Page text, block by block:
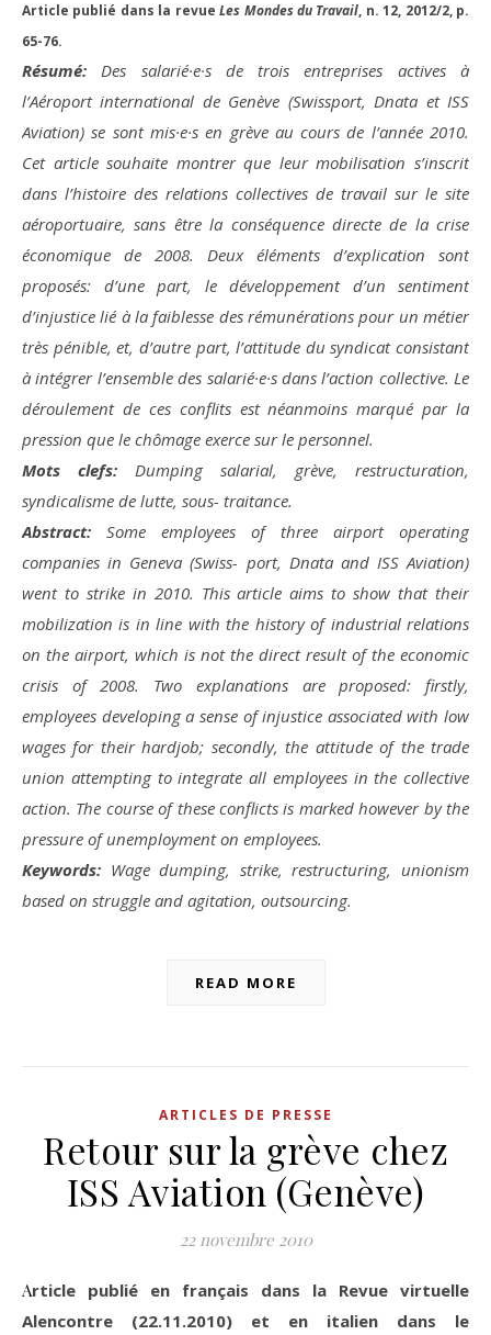
Article publié dans la revueLes Mondes du Travail, n. 12, 2012/2, p.
65-76.
Résumé: Des salarié·e·s de trois entreprises actives à
l’Aéroport international de Genève (Swissport, Dnata et ISS
Aviation) se sont mis·e·s en grève au cours de l’année 2010.
Cet article souhaite montrer que leur mobilisation s’inscrit
dans l’histoire des relations collectives de travail sur le site
aéroportuaire, sans être la conséquence directe de la crise
économique de 2008. Deux éléments d’explication sont
proposés: d’une part, le développement d’un sentiment
d’injustice lié à la faiblesse des rémunérations pour un métier
très pénible, et, d’autre part, l’attitude du syndicat consistant
à intégrer l’ensemble des salarié·e·s dans l’action collective. Le
déroulement de ces conflits est néanmoins marqué par la
pression que le chômage exerce sur le personnel.
Mots clefs: Dumping salarial, grève, restructuration,
syndicalisme de lutte, sous- traitance.
Abstract: Some employees of three airport operating
companies in Geneva (Swiss- port, Dnata and ISS Aviation)
went to strike in 2010. This article aims to show that their
mobilization is in line with the history of industrial relations
on the airport, which is not the direct result of the economic
crisis of 2008. Two explanations are proposed: firstly,
employees developing a sense of injustice associated with low
wages for their hardjob; secondly, the attitude of the trade
union attempting to integrate all employees in the collective
action. The course of these conflicts is marked however by the
pressure of unemployment on employees.
Keywords: Wage dumping, strike, restructuring, unionism
based on struggle and agitation, outsourcing.
READ MORE
ARTICLES DE PRESSE
Retour sur la grève chez
ISS Aviation (Genève)
22 novembre 2010
Article publié en français dans la Revue virtuelle
Alencontre (22.11.2010) et en italien dans le